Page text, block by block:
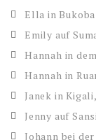
Ella in Bukoba
Emily auf
Hannah in
Hannah in
Janek in
Jenny auf
Johann bei